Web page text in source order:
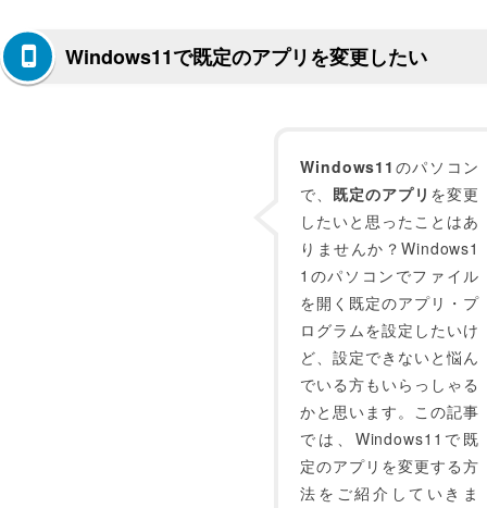
Windows11で既定のアプリを変更したい
Windows11 のパソコン
で、 既定のアプリ を変更
したいと思ったことはあ
りませんか？Windows1
1のパソコンでファイル
を開く既定のアプリ・プ
ログラムを設定したいけ
ど、設定できないと悩ん
でいる方もいらっしゃる
かと思います。この記事
では、Windows11で既
定のアプリを変更する方
法をご紹介していきま